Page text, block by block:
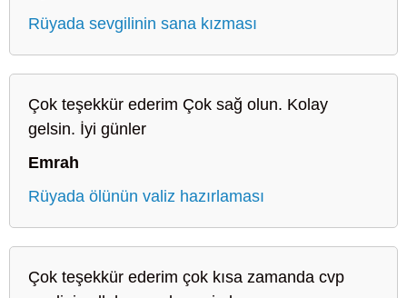
Rüyada sevgilinin sana kızması
Çok teşekkür ederim Çok sağ olun. Kolay
gelsin. İyi günler
Emrah
Rüyada ölünün valiz hazırlaması
Çok teşekkür ederim çok kısa zamanda cvp